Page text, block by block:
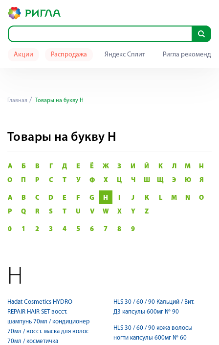
Акции Распродажа Яндекс Сплит Ригла
Главная Товары на букву H
Товары на букву H
А Б В Г Д Е Ё Ж З И Й К Л М
Н
О
П Р С Т У Ф Х Ц Ч Ш Щ Э Ю Я
A B C D E F G H I J K L M N
O
P
Q R S T U V W X Y Z
0 1 2 3 4 5 6 7 8 9
H
Hadat Cosmetics HYDRO
REPAIR HAIR SET восст.
шампунь 70мл / кондиционер
70мл / восст. маска для волос
70мл / косметичка
HLS 30 / 60 / 90 Кальций / Вит.
Д3 капсулы 600мг № 90
HLS 30 / 60 / 90 кожа волосы
ногти капсулы 600мг № 60